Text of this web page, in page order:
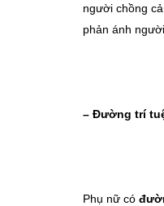
người chồng
phản ánh
– Đường trí
Phụ nữ có